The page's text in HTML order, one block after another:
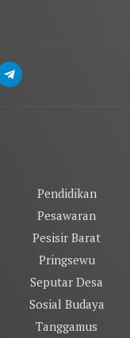
Pendidikan
Pesawaran
Pesisir Barat
Pringsewu
Seputar Desa
Sosial Budaya
Tanggamus